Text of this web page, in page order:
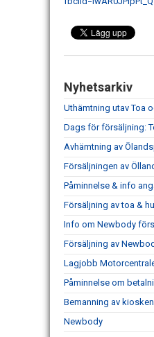
Nyhetsarkiv
Uthämtning utav Toa
Dags för försäljning:
Avhämtning av
Försäljningen av
Påminnelse & info
Försäljning av toa &
Info om Newbody
Försäljning av
Lagjobb
Påminnelse om
Bemanning av
Newbody